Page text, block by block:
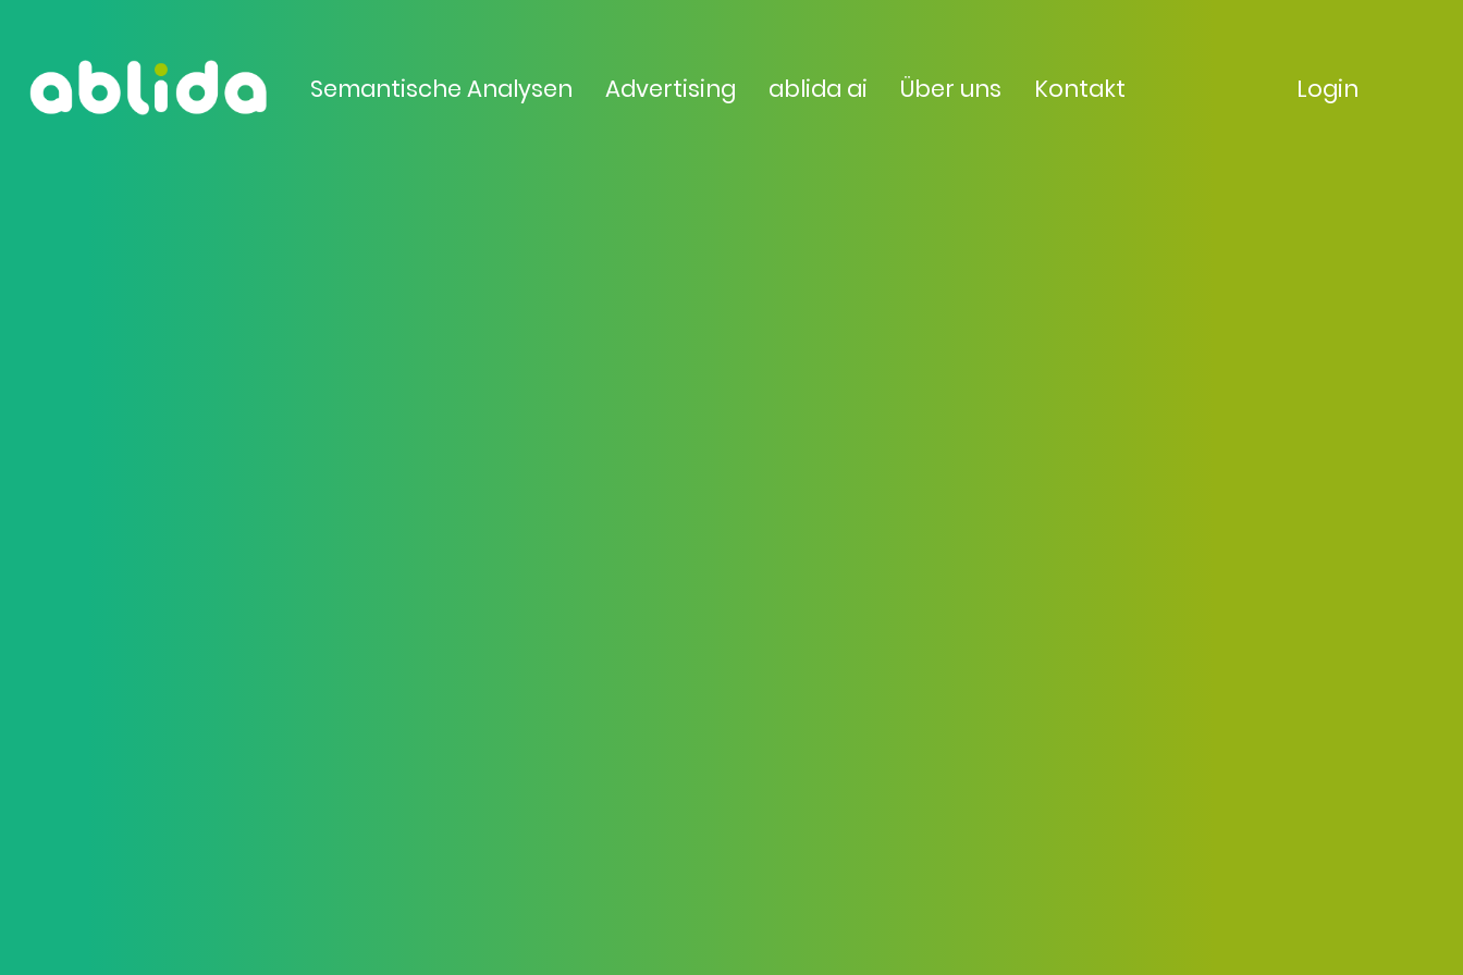
Semantische Analysen Advertising ablida ai Über uns Kontakt Login